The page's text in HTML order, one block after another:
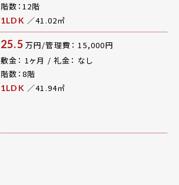
階数：12階
1LDK ／41.02㎡
25.5 万円/管理費： 15,000円
敷金： 1ヶ月 / 礼金： なし
階数：8階
1LDK ／41.94㎡